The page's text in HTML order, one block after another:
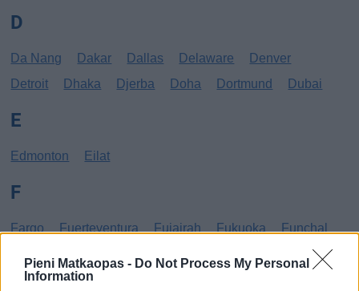
Pieni Matkaopas - Do Not Process My Personal
Information
D
Da Nang Dakar Dallas Delaware
Denver
Detroit
Dhaka Djerba Doha Dortmund Dubai
E
Edmonton Eilat
F
Fargo Fuerteventura Fujairah Fukuoka Funchal